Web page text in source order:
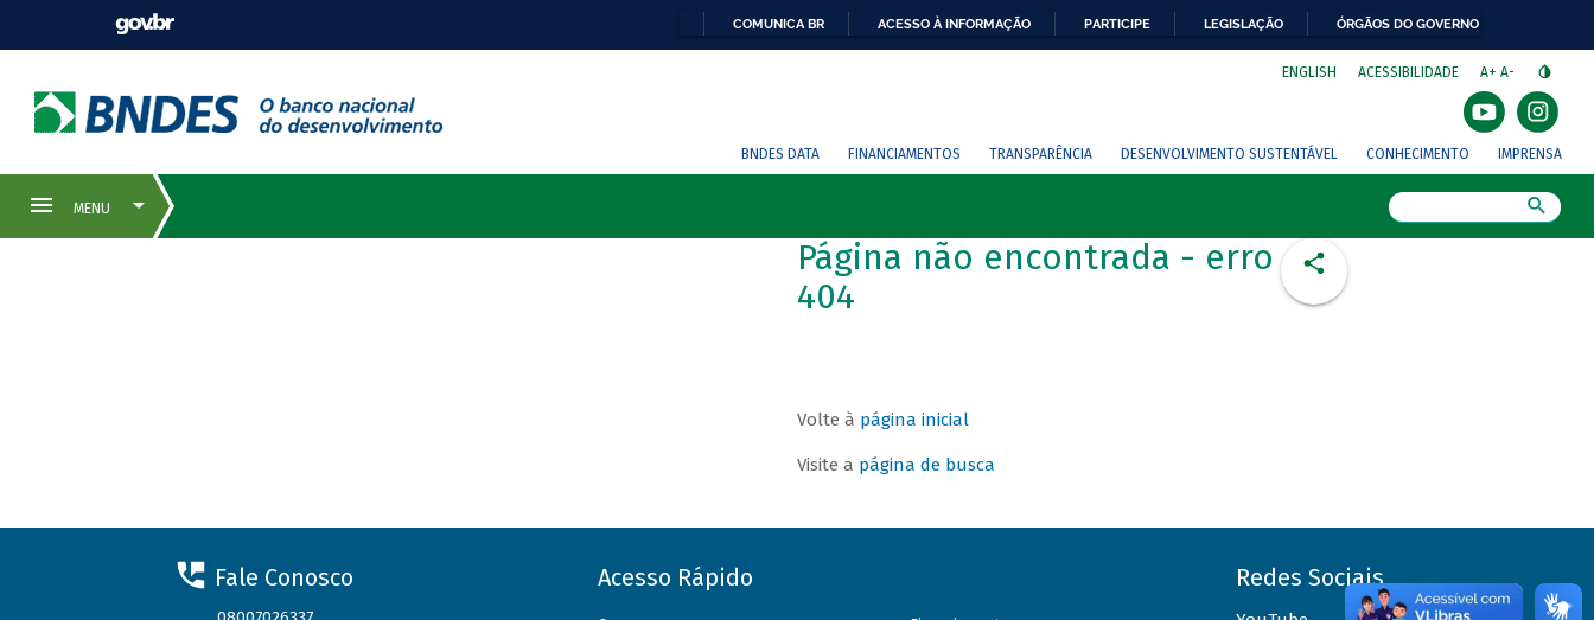
COMUNICA BR ACESSO À INFORMAÇÃO PARTICIPE LEGISLAÇÃO ÓRGÃOS DO GOVERNO
ENGLISH ACESSIBILIDADE A+ A-
BNDES DATA FINANCIAMENTOS TRANSPARÊNCIA DESENVOLVIMENTO SUSTENTÁVEL CONHECIMENTO IMPRENSA
Página não encontrada - erro
404
Volte à página inicial
Visite a página de busca
Fale Conosco Acesso Rápido Redes Sociais